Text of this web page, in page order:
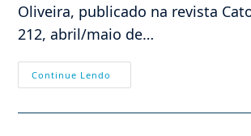
Oliveira, publicado na revista
212, abril/maio de…
Continue Lendo
Peculiaridade
Devoção